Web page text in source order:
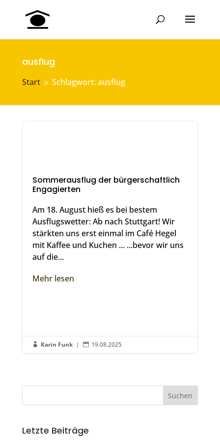
ausflug
Start 9 Schlagwort: ausflug
Sommerausflug der bürgerschaftlich
Engagierten
Am 18. August hieß es bei bestem
Ausflugswetter: Ab nach Stuttgart! Wir
stärkten uns erst einmal im Café Hegel
mit Kaffee und Kuchen ... ...bevor wir uns
auf die...
Mehr lesen
 Karin Funk |  19.08.2025
Letzte Beiträge